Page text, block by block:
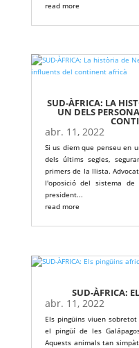
read more
SUD-ÀFRICA: LA
UN DELS
abr. 11, 2022
Si us diem que penseu en
dels últims segles,
primers de la llista.
l'oposició del sistema de
president...
read more
SUD-ÀFRICA:
abr. 11, 2022
Els pingüins viuen sobretot
el pingüí de les
Aquests animals tan